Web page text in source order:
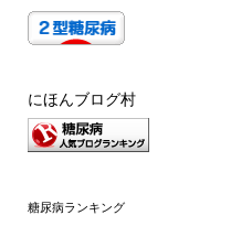
にほんブログ村
糖尿病ランキング